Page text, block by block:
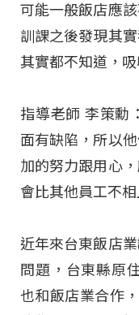
可能一般飯店應
訓課之後發現其
其實都不知道，吸
指導老師 李策勳
面有缺陷，所以
加的努力跟用心
會比其他員工不相
近年來台東飯店
問題，台東縣原
也和飯店業合作